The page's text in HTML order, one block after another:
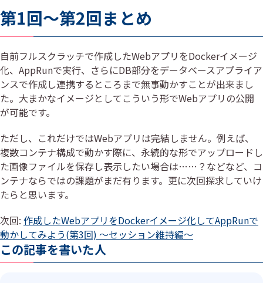
第1回～第2回まとめ
自前フルスクラッチで作成したWebアプリをDockerイメージ
化、AppRunで実行、さらにDB部分をデータベースアプライア
ンスで作成し連携するところまで無事動かすことが出来まし
た。大まかなイメージとしてこういう形でWebアプリの公開
が可能です。
ただし、これだけではWebアプリは完結しません。例えば、
複数コンテナ構成で動かす際に、永続的な形でアップロードし
た画像ファイルを保存し表示したい場合は……？などなど、コ
ンテナならではの課題がまだ有ります。更に次回探求していけ
たらと思います。
次回: 作成したWebアプリをDockerイメージ化してAppRunで
動かしてみよう(第3回) ～セッション維持編～
この記事を書いた人